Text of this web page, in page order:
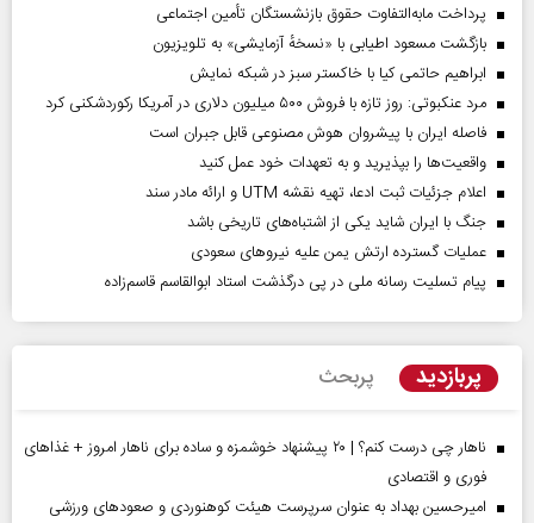
پرداخت مابه‌التفاوت حقوق بازنشستگان تأمین اجتماعی
بازگشت مسعود اطیابی با «نسخهٔ آزمایشی» به تلویزیون
ابراهیم حاتمی کیا با خاکستر سبز در شبکه نمایش
مرد عنکبوتی: روز تازه با فروش ۵۰۰ میلیون دلاری در آمریکا رکوردشکنی کرد
فاصله ایران با پیشرو‌ان هوش مصنوعی قابل جبران است
واقعیت‌ها را بپذیرید و به تعهدات خود عمل کنید
اعلام جزئیات ثبت ادعا، تهیه نقشه UTM و ارائه مادر سند
جنگ با ایران شاید یکی از اشتباه‌های تاریخی باشد
عملیات گسترده ارتش یمن علیه نیروهای سعودی
پیام تسلیت رسانه ملی در پی درگذشت استاد ابوالقاسم قاسم‌زاده
پربازدید پربحث
ناهار چی درست کنم؟ | ۲۰ پیشنهاد خوشمزه و ساده برای ناهار امروز + غذاهای
فوری و اقتصادی
امیرحسین بهداد به عنوان سرپرست هیئت کوهنوردی و صعودهای ورزشی